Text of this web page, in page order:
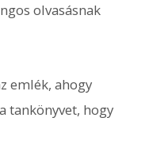
olvasásnak
emlék, ahogy
tankönyvet, hogy